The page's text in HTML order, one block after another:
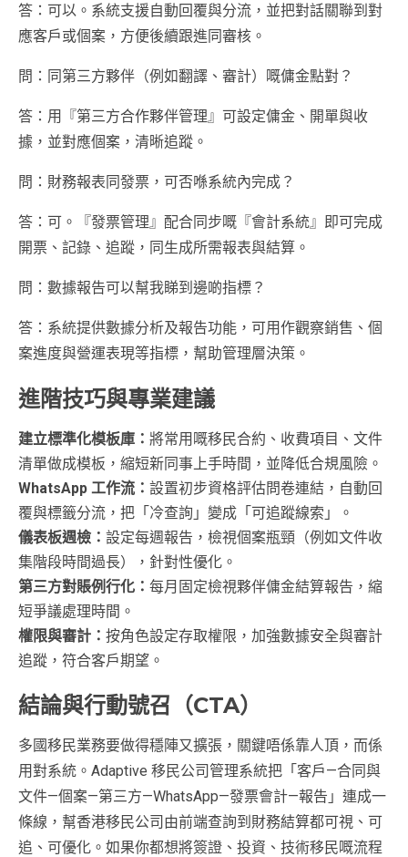
答：可以。系統支援自動回覆與分流，並把對話關聯到對
應客戶或個案，方便後續跟進同審核。
問：同第三方夥伴（例如翻譯、審計）嘅傭金點對？
答：用『第三方合作夥伴管理』可設定傭金、開單與收
據，並對應個案，清晰追蹤。
問：財務報表同發票，可否喺系統內完成？
答：可。『發票管理』配合同步嘅『會計系統』即可完成
開票、記錄、追蹤，同生成所需報表與結算。
問：數據報告可以幫我睇到邊啲指標？
答：系統提供數據分析及報告功能，可用作觀察銷售、個
案進度與營運表現等指標，幫助管理層決策。
進階技巧與專業建議
建立標準化模板庫： 將常用嘅移民合約、收費項目、文件
清單做成模板，縮短新同事上手時間，並降低合規風險。
WhatsApp 工作流： 設置初步資格評估問卷連結，自動回
覆與標籤分流，把「冷查詢」變成「可追蹤線索」。
儀表板週檢： 設定每週報告，檢視個案瓶頸（例如文件收
集階段時間過長），針對性優化。
第三方對賬例行化： 每月固定檢視夥伴傭金結算報告，縮
短爭議處理時間。
權限與審計： 按角色設定存取權限，加強數據安全與審計
追蹤，符合客戶期望。
結論與行動號召（CTA）
多國移民業務要做得穩陣又擴張，關鍵唔係靠人頂，而係
用對系統。Adaptive 移民公司管理系統把「客戶—合同與
文件—個案—第三方—WhatsApp—發票會計—報告」連成一
條線，幫香港移民公司由前端查詢到財務結算都可視、可
追、可優化。如果你都想將簽證、投資、技術移民嘅流程